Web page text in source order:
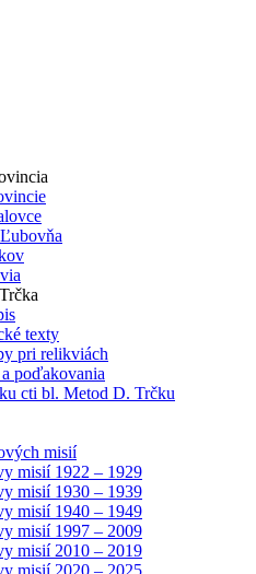
texty
pri relikviách
poďakovania
cti bl. Metod D. Trčku
misií
misií 1922 – 1929
misií 1930 – 1939
misií 1940 – 1949
misií 1997 – 2009
misií 2010 – 2019
misií 2020 – 2025